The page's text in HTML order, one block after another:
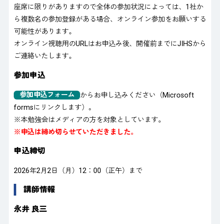
座席に限りがありますので全体の参加状況によっては、1社か
ら複数名の参加登録がある場合、オンライン参加をお願いする
可能性があります。
オンライン視聴用のURLはお申込み後、開催前までにJIHSから
ご連絡いたします。
参加申込
参加申込フォーム
からお申し込みください（Microsoft
formsにリンクします）。
※本勉強会はメディアの方を対象としています。
※申込は締め切らせていただきました。
申込締切
2026年2月2日（月）12：00（正午）まで
講師情報
永井 良三